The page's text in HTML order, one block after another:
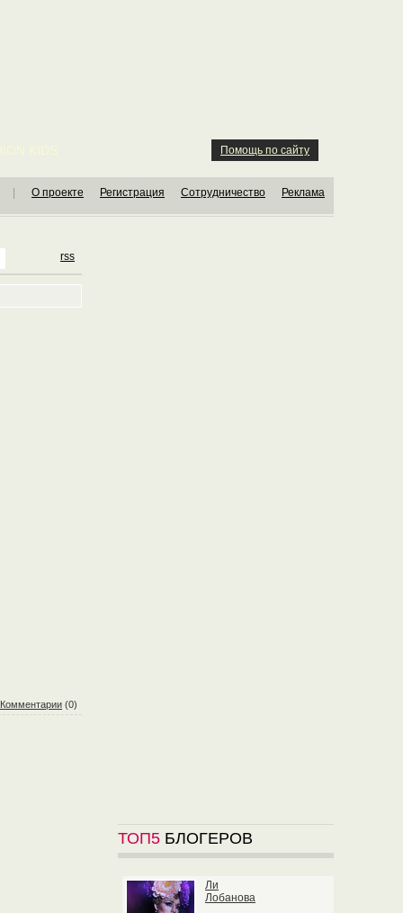
Помощь по сайту
О проекте Регистрация Сотрудничество Реклама
rss
Комментарии (0)
ТОП5 БЛОГЕРОВ
Ли
Лобанова